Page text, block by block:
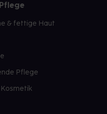
& fettige Haut
Pflege